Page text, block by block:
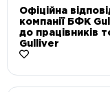
Офіційна
компанії БФК
до працівників
Gulliver